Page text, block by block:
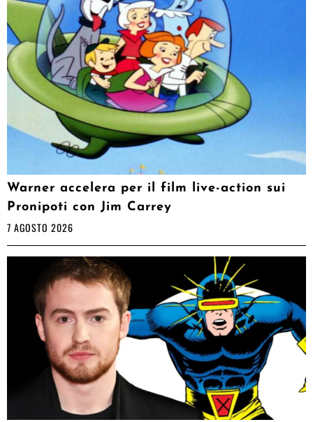
Warner accelera per il film live-action sui
Pronipoti con Jim Carrey
7 AGOSTO 2026